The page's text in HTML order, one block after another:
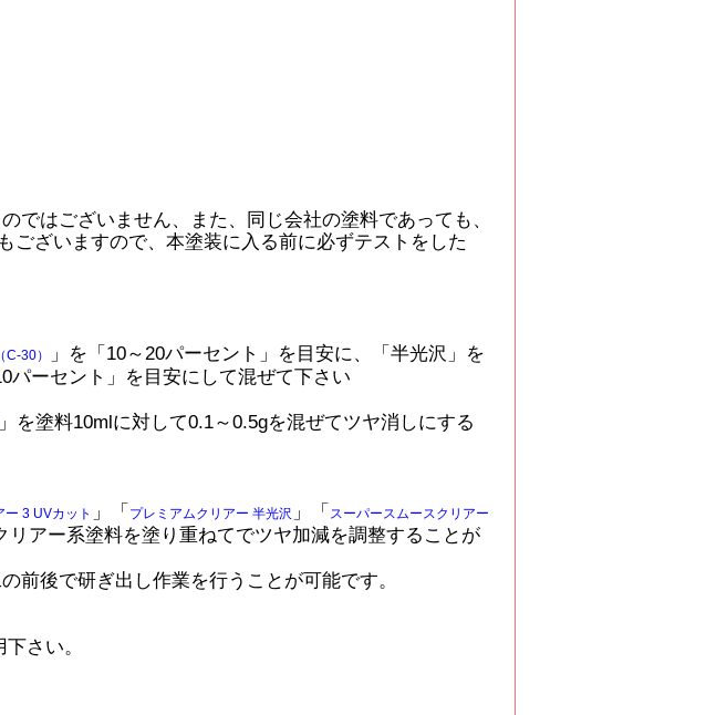
ではございません、また、同じ会社の塗料であっても、
ございますので、本塗装に入る前に必ずテストをした
30）
」を「10～20パーセント」を目安に、「半光沢」を
パーセント」を目安にして混ぜて下さい
を塗料10mlに対して0.1～0.5gを混ぜてツヤ消しにする
ー 3 UVカット 」「 プレミアムクリアー 半光沢 」「 スーパースムースクリアー
リアー系塗料を塗り重ねてでツヤ加減を調整することが
後で研ぎ出し作業を行うことが可能です。
さい。